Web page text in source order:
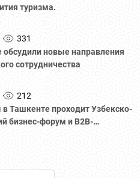
туризма.
331
обсудили новые направления
сотрудничества
212
Ташкенте проходит Узбекско-
бизнес-форум и B2B-